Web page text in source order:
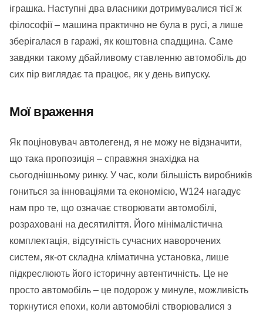
іграшка. Наступні два власники дотримувалися тієї ж
філософії – машина практично не була в русі, а лише
зберігалася в гаражі, як коштовна спадщина. Саме
завдяки такому дбайливому ставленню автомобіль до
сих пір виглядає та працює, як у день випуску.
Мої враження
Як поціновувач автолегенд, я не можу не відзначити,
що така пропозиція – справжня знахідка на
сьогоднішньому ринку. У час, коли більшість виробників
гониться за інноваціями та економією, W124 нагадує
нам про те, що означає створювати автомобілі,
розраховані на десятиліття. Його мінімалістична
комплектація, відсутність сучасних наворочених
систем, як-от складна кліматична установка, лише
підкреслюють його історичну автентичність. Це не
просто автомобіль – це подорож у минуле, можливість
торкнутися епохи, коли автомобілі створювалися з